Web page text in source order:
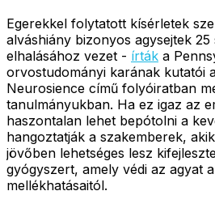
Egerekkel folytatott kísérletek
alváshiány bizonyos agysejtek 25
elhalásához vezet - írták a
orvostudományi karának kutatói
Neurosience című folyóiratban
tanulmányukban. Ha ez igaz az
haszontalan lehet bepótolni a
hangoztatják a szakemberek,
jövőben lehetséges lesz
gyógyszert, amely védi az agyat
mellékhatásaitól.